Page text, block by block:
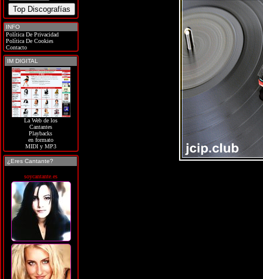
INFO
Política De Privacidad
Política De Cookies
Contacto
IM DIGITAL
La Web de los
Cantantes
Playbacks
en formato
MIDI y MP3
¿Eres Cantante?
soycantante.es